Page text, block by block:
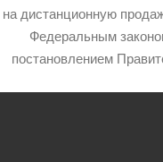
на дистанционную
Федеральным
постановлением